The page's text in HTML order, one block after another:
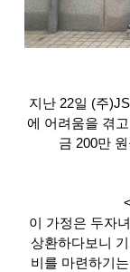
지난 22일 (주
에 어려움을 겪
금 200만
이 가정은 두자
상환하다보니
비를 마련하기